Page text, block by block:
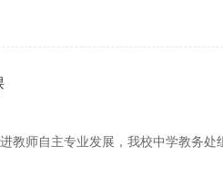
教师自主专业发展，我校中学教务处